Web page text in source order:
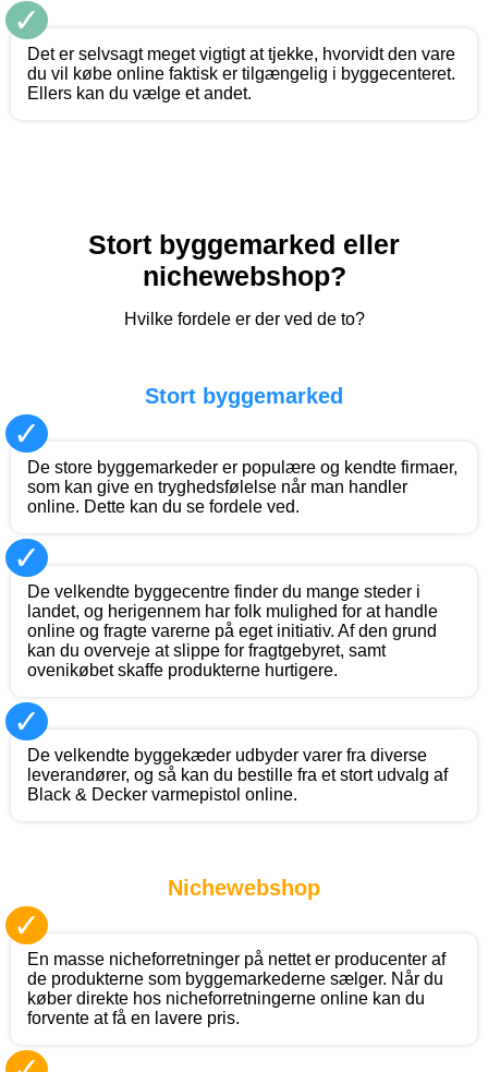
✓
Det er selvsagt meget vigtigt at tjekke, hvorvidt den vare
du vil købe online faktisk er tilgængelig i byggecenteret.
Ellers kan du vælge et andet.
Stort byggemarked eller
nichewebshop?
Hvilke fordele er der ved de to?
Stort byggemarked
✓
De store byggemarkeder er populære og kendte firmaer,
som kan give en tryghedsfølelse når man handler
online. Dette kan du se fordele ved.
✓
De velkendte byggecentre finder du mange steder i
landet, og herigennem har folk mulighed for at handle
online og fragte varerne på eget initiativ. Af den grund
kan du overveje at slippe for fragtgebyret, samt
ovenikøbet skaffe produkterne hurtigere.
✓
De velkendte byggekæder udbyder varer fra diverse
leverandører, og så kan du bestille fra et stort udvalg af
Black & Decker varmepistol online.
Nichewebshop
✓
En masse nicheforretninger på nettet er producenter af
de produkterne som byggemarkederne sælger. Når du
køber direkte hos nicheforretningerne online kan du
forvente at få en lavere pris.